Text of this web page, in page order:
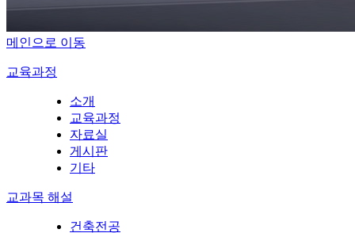
메인으로 이동
교육과정
소개
교육과정
자료실
게시판
기타
교과목 해설
건축전공